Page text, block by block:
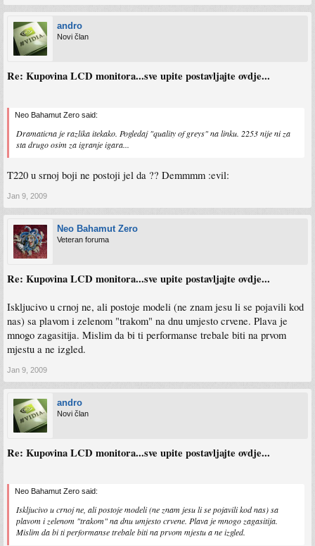
andro
Novi član
Re: Kupovina LCD monitora...sve upite postavljajte ovdje...
Neo Bahamut Zero said:
Dramaticna je razlika itekako. Pogledaj "quality of greys" na linku. 2253 nije ni za
sta drugo osim za igranje igara...
T220 u srnoj boji ne postoji jel da ?? Demmmm :evil:
Jan 9, 2009
Neo Bahamut Zero
Veteran foruma
Re: Kupovina LCD monitora...sve upite postavljajte ovdje...
Iskljucivo u crnoj ne, ali postoje modeli (ne znam jesu li se pojavili kod
nas) sa plavom i zelenom "trakom" na dnu umjesto crvene. Plava je
mnogo zagasitija. Mislim da bi ti performanse trebale biti na prvom
mjestu a ne izgled.
Jan 9, 2009
andro
Novi član
Re: Kupovina LCD monitora...sve upite postavljajte ovdje...
Neo Bahamut Zero said:
Iskljucivo u crnoj ne, ali postoje modeli (ne znam jesu li se pojavili kod nas) sa
plavom i zelenom "trakom" na dnu umjesto crvene. Plava je mnogo zagasitija.
Mislim da bi ti performanse trebale biti na prvom mjestu a ne izgled.